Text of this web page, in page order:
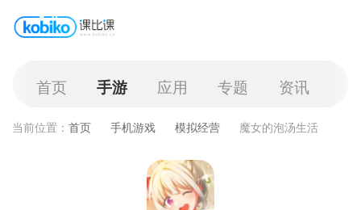
首页 手游 应用 专题 资讯
当前位置： 首页 手机游戏 模拟经营 魔女的泡汤生活